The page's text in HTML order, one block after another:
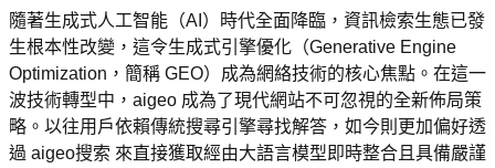
隨著生成式人工智能（AI）時代全面降臨，資訊檢索生態已發
生根本性改變，這令生成式引擎優化（Generative Engine
Optimization，簡稱 GEO）成為網絡技術的核心焦點。在這一
波技術轉型中，aigeo 成為了現代網站不可忽視的全新佈局策
略。以往用戶依賴傳統搜尋引擎尋找解答，如今則更加偏好透
過 aigeo搜索 來直接獲取經由大語言模型即時整合且具備嚴謹